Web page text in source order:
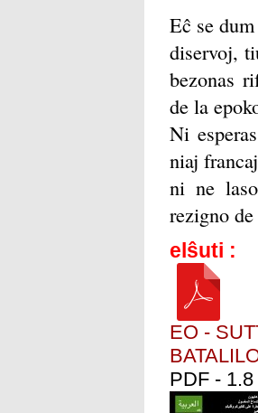
Eĉ se
diservoj,
bezonas
de la
Ni
niaj
ni ne
rezigno
elŝuti :
EO -
PDF -